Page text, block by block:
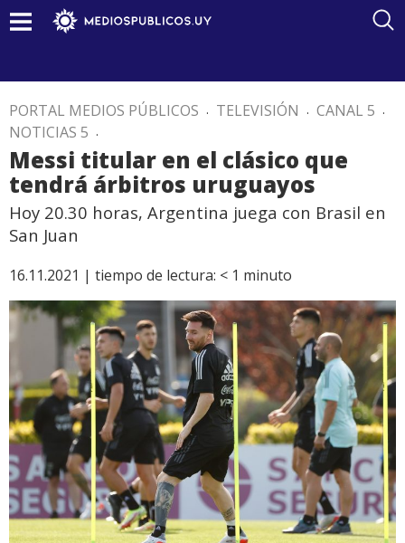
PORTAL MEDIOS PÚBLICOS . TELEVISIÓN . CANAL 5 .
NOTICIAS 5 .
Messi titular en el clásico que
tendrá árbitros uruguayos
Hoy 20.30 horas, Argentina juega con Brasil en
San Juan
16.11.2021 | tiempo de lectura: < 1 minuto